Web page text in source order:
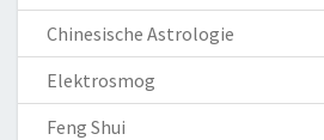
Chinesische Astrologie
Elektrosmog
Feng Shui